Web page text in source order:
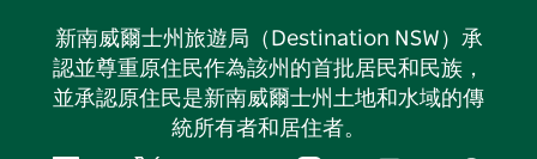
新南威爾士州旅遊局（Destination NSW）承
認並尊重原住民作為該州的首批居民和民族，
並承認原住民是新南威爾士州土地和水域的傳
統所有者和居住者。